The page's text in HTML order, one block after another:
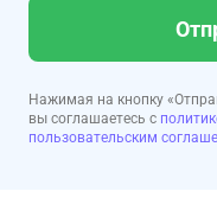
Нажимая на кнопку
вы соглашаетесь с
пользовательским